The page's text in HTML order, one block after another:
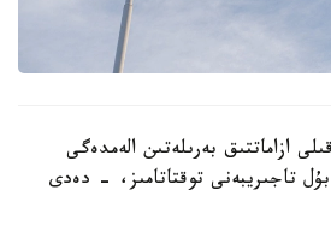
ازاماتتىق بەرىلەتىن الەمدەگى
تاجىريبەنى توقتاتامىز، - دەدى